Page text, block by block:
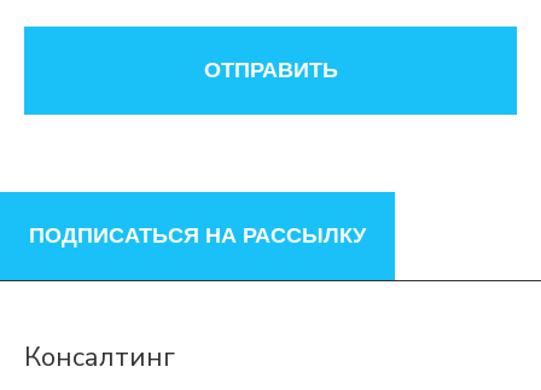
ОТПРАВИТЬ
ПОДПИСАТЬСЯ НА РАССЫЛКУ
Консалтинг